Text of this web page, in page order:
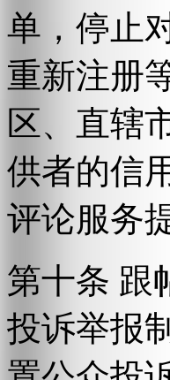
单，停止
重新注册
区、直辖
供者的信
评论服务
第十条 跟
投诉举报